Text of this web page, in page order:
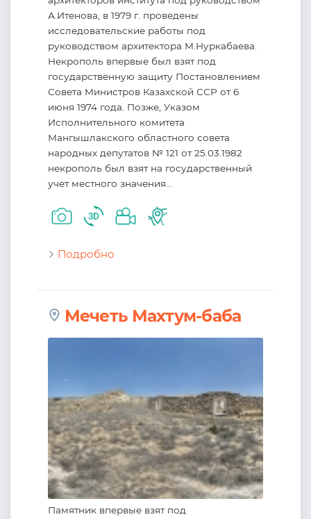
А.Итенова, в 1979 г. проведены
исследовательские работы под
руководством архитектора М.Нуркабаева.
Некрополь впервые был взят под
государственную защиту Постановлением
Совета Министров Казахской ССР от 6
июня 1974 года. Позже, Указом
Исполнительного комитета
Мангышлакского областного совета
народных депутатов № 121 от 25.03.1982
некрополь был взят на государственный
учет местного значения...
Подробно
Мечеть Махтум-баба
Памятник впервые взят под